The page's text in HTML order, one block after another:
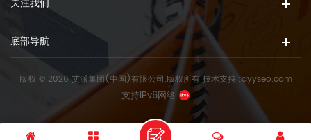
底部导航
版权 © 2026 艾派集团(中国)有限公司.版权所有技术支持 :dyyseo.com
支持IPv6网络